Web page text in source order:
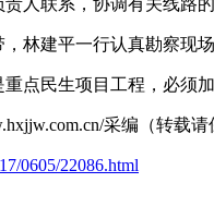
建平一行认真勘察现场
民生项目工程，必须加
采编（转载
0605/22086.html